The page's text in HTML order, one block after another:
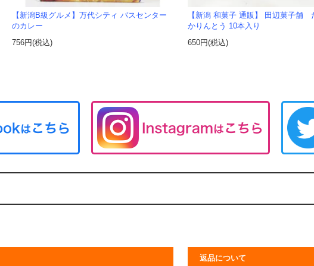
【新潟B級グルメ】万代シティ バスセンター
のカレー
756円(税込)
【新潟 和菓子 通販】 田辺菓子舗
かりんとう 10本入り
650円(税込)
返品について